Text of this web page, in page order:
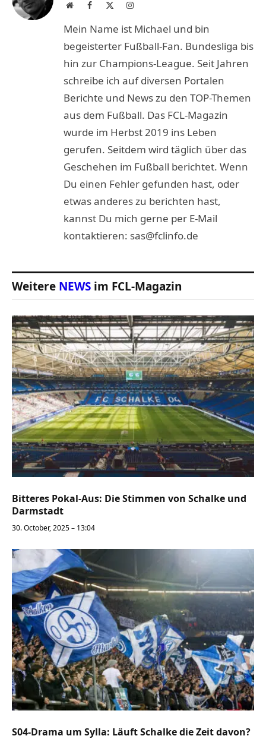
WebsiteFacebook Instagram
Mein Name ist Michael und bin
begeisterter Fußball-Fan. Bundesliga bis
hin zur Champions-League. Seit Jahren
schreibe ich auf diversen Portalen
Berichte und News zu den TOP-Themen
aus dem Fußball. Das FCL-Magazin
wurde im Herbst 2019 ins Leben
gerufen. Seitdem wird täglich über das
Geschehen im Fußball berichtet. Wenn
Du einen Fehler gefunden hast, oder
etwas anderes zu berichten hast,
kannst Du mich gerne per E-Mail
kontaktieren: sas@fclinfo.de
Weitere NEWS im FCL-Magazin
Bitteres Pokal-Aus: Die Stimmen von Schalke und
Darmstadt
30. October, 2025 – 13:04
S04-Drama um Sylla: Läuft Schalke die Zeit davon?